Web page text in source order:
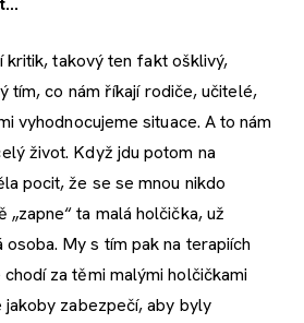
kritik, takový ten fakt ošklivý,
tím, co nám říkají rodiče, učitelé,
vyhodnocujeme situace. A to nám
život. Když jdu potom na
pocit, že se se mnou nikdo
„zapne“ ta malá holčička, už
My s tím pak na terapiích
za těmi malými holčičkami
jakoby zabezpečí, aby byly